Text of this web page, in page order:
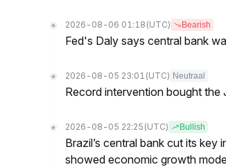
2026-08-06 01:18 (UTC) Bearish
Fed's Daly says central bank
2026-08-05 23:01 (UTC) Neutraal
Record intervention bought the
2026-08-05 22:25 (UTC) Bullish
Brazil’s central bank cut its
showed economic growth